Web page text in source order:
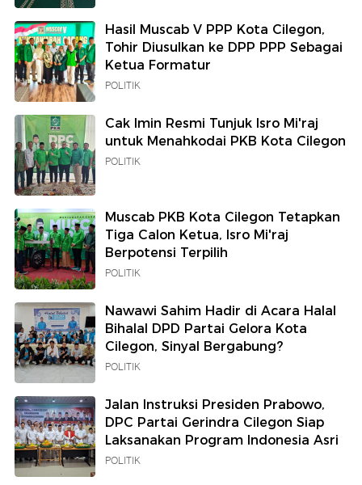
Hasil Muscab V PPP Kota Cilegon,
Tohir Diusulkan ke DPP PPP Sebagai
Ketua Formatur
POLITIK
Cak Imin Resmi Tunjuk Isro Mi'raj
untuk Menahkodai PKB Kota Cilegon
POLITIK
Muscab PKB Kota Cilegon Tetapkan
Tiga Calon Ketua, Isro Mi'raj
Berpotensi Terpilih
POLITIK
Nawawi Sahim Hadir di Acara Halal
Bihalal DPD Partai Gelora Kota
Cilegon, Sinyal Bergabung?
POLITIK
Jalan Instruksi Presiden Prabowo,
DPC Partai Gerindra Cilegon Siap
Laksanakan Program Indonesia Asri
POLITIK